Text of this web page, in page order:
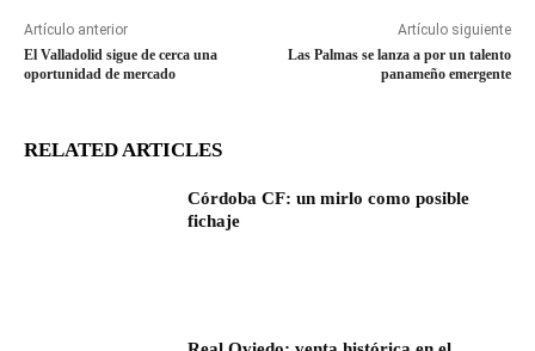
Artículo anterior
El Valladolid sigue de cerca una
oportunidad de mercado
Artículo siguiente
Las Palmas se lanza a por un talento
panameño emergente
RELATED ARTICLES
Córdoba CF: un mirlo como posible
fichaje